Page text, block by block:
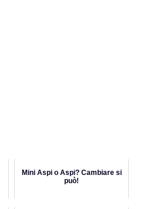
Mini Aspi o Aspi? Cambiare si
può!